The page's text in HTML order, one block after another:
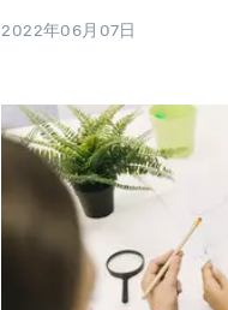
2022年06月07日